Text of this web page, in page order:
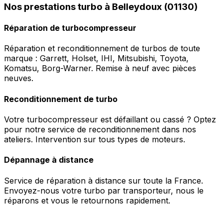
Nos prestations turbo à Belleydoux (01130)
Réparation de turbocompresseur
Réparation et reconditionnement de turbos de toute
marque : Garrett, Holset, IHI, Mitsubishi, Toyota,
Komatsu, Borg-Warner. Remise à neuf avec pièces
neuves.
Reconditionnement de turbo
Votre turbocompresseur est défaillant ou cassé ? Optez
pour notre service de reconditionnement dans nos
ateliers. Intervention sur tous types de moteurs.
Dépannage à distance
Service de réparation à distance sur toute la France.
Envoyez-nous votre turbo par transporteur, nous le
réparons et vous le retournons rapidement.